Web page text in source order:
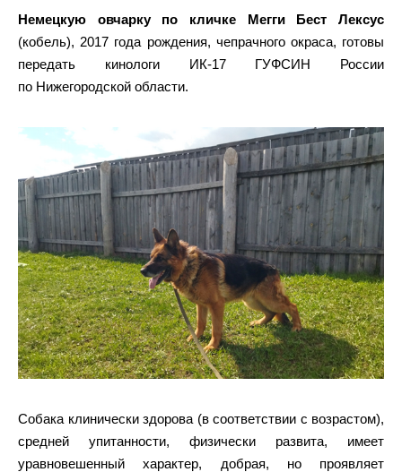
Немецкую овчарку по кличке Мегги Бест Лексус
(кобель), 2017 года рождения, чепрачного окраса, готовы
передать кинологи ИК-17 ГУФСИН России
по Нижегородской области.
Собака клинически здорова (в соответствии с возрастом),
средней упитанности, физически развита, имеет
уравновешенный характер, добрая, но проявляет